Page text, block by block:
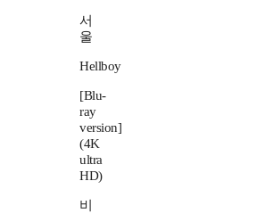
서
울
Hellboy
[Blu-
ray
version]
(4K
ultra
HD)
비